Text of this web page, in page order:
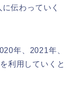
伝わっていく
年、2021年、
利用していくと